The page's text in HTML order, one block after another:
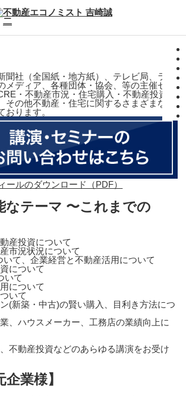
聞社（全国紙・地方紙）、テレビ局、ラジ
メディア、各種団体・協会、等の主催セミ
・不動産市況・住宅購入・不動産投資・
その他不動産・住宅に関するさまざまな講
おります。
なテーマ 〜これまでの
産投資について
市況状況について
いて、企業経営と不動産活用について
について
いて
について
いて
(新築・中古)の賢い購入、目利き方法につ
、ハウスメーカー、工務店の業績向上に
不動産投資などのあらゆる講演をお受け
企業様】